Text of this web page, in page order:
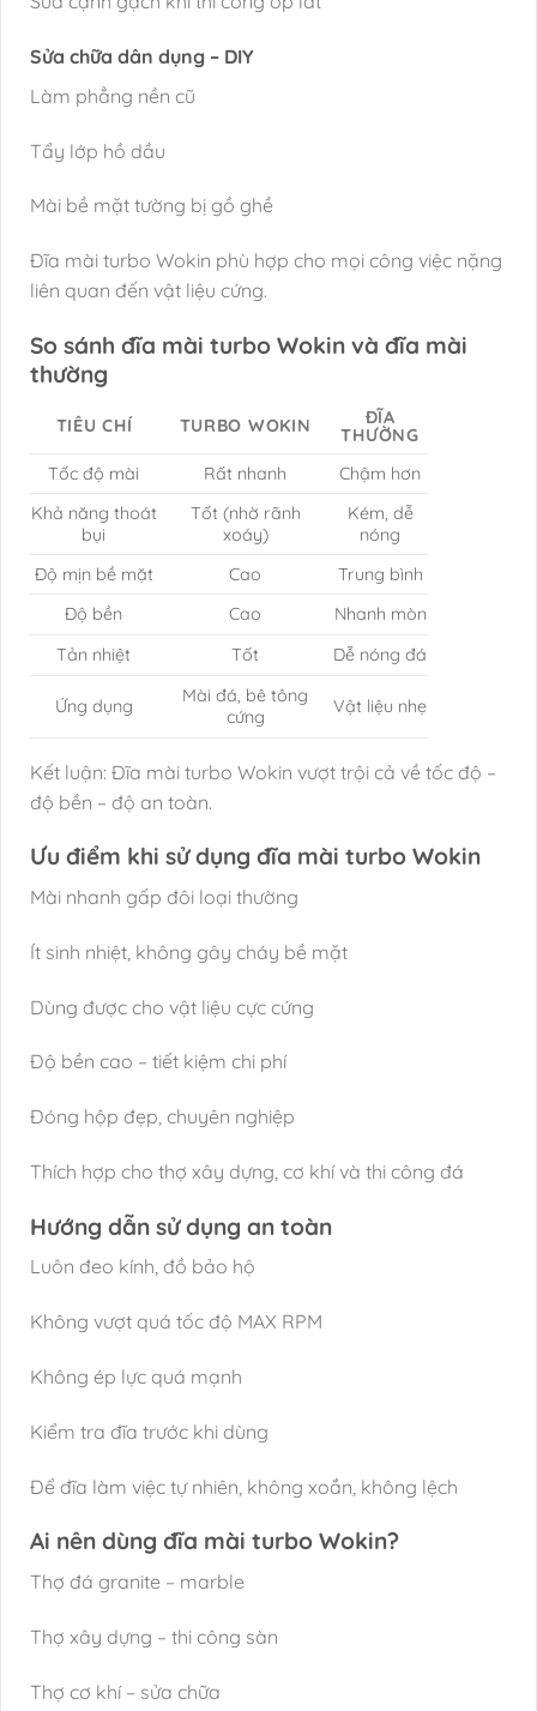
Sửa chữa dân dụng – DIY
Làm phẳng nền cũ
Tẩy lớp hồ dầu
Mài bề mặt tường bị gồ ghề
Đĩa mài turbo Wokin phù hợp cho mọi công việc nặng
liên quan đến vật liệu cứng.
So sánh đĩa mài turbo Wokin và đĩa mài
thường
TIÊU CHÍ TURBO WOKIN
ĐĨA
THƯỜNG
Tốc độ mài
Rất nhanh
Chậm hơn
Khả năng thoát
bụi
Tốt (nhờ rãnh
xoáy)
Kém, dễ
nóng
Độ mịn bề mặt
Cao
Trung bình
Độ bền
Cao
Nhanh mòn
Tản nhiệt
Tốt Dễ nóng đá
Ứng dụng
Mài đá, bê tông
cứng
Vật liệu nhẹ
Kết luận: Đĩa mài turbo Wokin vượt trội cả về tốc độ –
độ bền – độ an toàn.
Ưu điểm khi sử dụng đĩa mài turbo Wokin
Mài nhanh gấp đôi loại thường
Ít sinh nhiệt, không gây cháy bề mặt
Dùng được cho vật liệu cực cứng
Độ bền cao – tiết kiệm chi phí
Đóng hộp đẹp, chuyên nghiệp
Thích hợp cho thợ xây dựng, cơ khí và thi công đá
Hướng dẫn sử dụng an toàn
Luôn đeo kính, đồ bảo hộ
Không vượt quá tốc độ MAX RPM
Không ép lực quá mạnh
Kiểm tra đĩa trước khi dùng
Để đĩa làm việc tự nhiên, không xoắn, không lệch
Ai nên dùng đĩa mài turbo Wokin?
Thợ đá granite – marble
Thợ xây dựng – thi công sàn
Thợ cơ khí – sửa chữa